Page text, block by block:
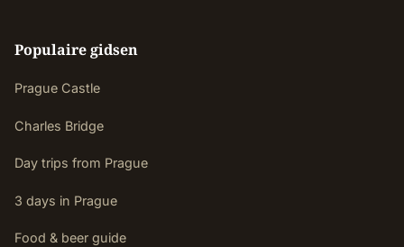
Populaire gidsen
Prague Castle
Charles Bridge
Day trips from Prague
3 days in Prague
Food & beer guide